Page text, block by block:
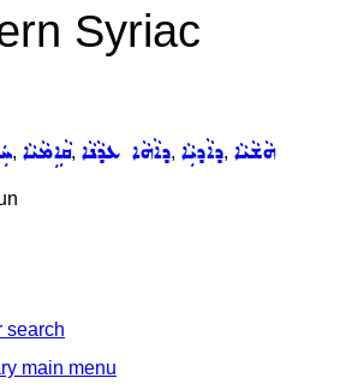
Syriac
, ܩܵܐܹܡܵܝܵܐ, ܕܐܵܗܵܐ ܥܕܵܢܵܐ, ܕܐܵܕܝܼܵܐ, ܗܵܫܵܝܵܐ
search
main menu